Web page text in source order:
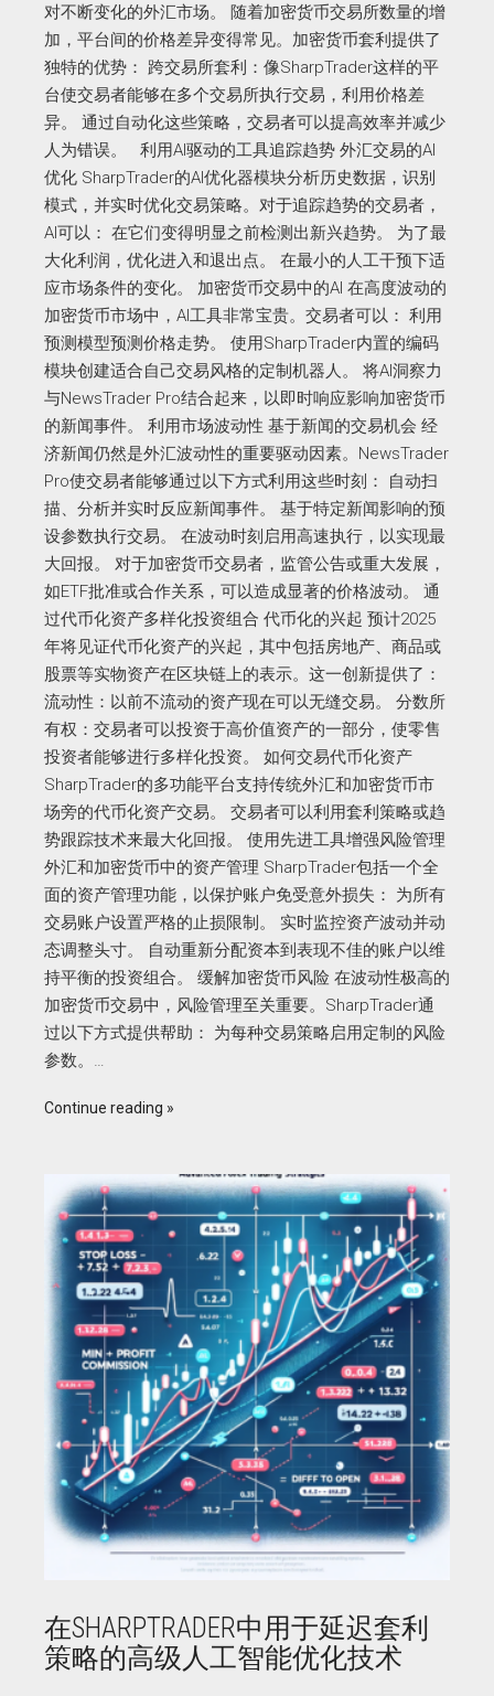
对不断变化的外汇市场。 随着加密货币交易所数量的增
加，平台间的价格差异变得常见。加密货币套利提供了
独特的优势： 跨交易所套利：像SharpTrader这样的平
台使交易者能够在多个交易所执行交易，利用价格差
异。 通过自动化这些策略，交易者可以提高效率并减少
人为错误。 利用AI驱动的工具追踪趋势 外汇交易的AI
优化 SharpTrader的AI优化器模块分析历史数据，识别
模式，并实时优化交易策略。对于追踪趋势的交易者，
AI可以： 在它们变得明显之前检测出新兴趋势。 为了最
大化利润，优化进入和退出点。 在最小的人工干预下适
应市场条件的变化。 加密货币交易中的AI 在高度波动的
加密货币市场中，AI工具非常宝贵。交易者可以： 利用
预测模型预测价格走势。 使用SharpTrader内置的编码
模块创建适合自己交易风格的定制机器人。 将AI洞察力
与NewsTrader Pro结合起来，以即时响应影响加密货币
的新闻事件。 利用市场波动性 基于新闻的交易机会 经
济新闻仍然是外汇波动性的重要驱动因素。NewsTrader
Pro使交易者能够通过以下方式利用这些时刻： 自动扫
描、分析并实时反应新闻事件。 基于特定新闻影响的预
设参数执行交易。 在波动时刻启用高速执行，以实现最
大回报。 对于加密货币交易者，监管公告或重大发展，
如ETF批准或合作关系，可以造成显著的价格波动。 通
过代币化资产多样化投资组合 代币化的兴起 预计2025
年将见证代币化资产的兴起，其中包括房地产、商品或
股票等实物资产在区块链上的表示。这一创新提供了：
流动性：以前不流动的资产现在可以无缝交易。 分数所
有权：交易者可以投资于高价值资产的一部分，使零售
投资者能够进行多样化投资。 如何交易代币化资产
SharpTrader的多功能平台支持传统外汇和加密货币市
场旁的代币化资产交易。 交易者可以利用套利策略或趋
势跟踪技术来最大化回报。 使用先进工具增强风险管理
外汇和加密货币中的资产管理 SharpTrader包括一个全
面的资产管理功能，以保护账户免受意外损失： 为所有
交易账户设置严格的止损限制。 实时监控资产波动并动
态调整头寸。 自动重新分配资本到表现不佳的账户以维
持平衡的投资组合。 缓解加密货币风险 在波动性极高的
加密货币交易中，风险管理至关重要。SharpTrader通
过以下方式提供帮助： 为每种交易策略启用定制的风险
参数。…
Continue reading
在SHARPTRADER中用于延迟套利
策略的高级人工智能优化技术